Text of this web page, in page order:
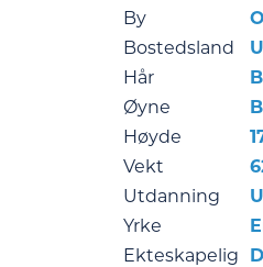
By
Bostedsland
Hår
Øyne
Høyde
Vekt
Utdanning
Yrke
Ekteskapelig